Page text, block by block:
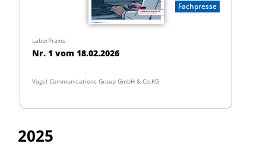
Fachpresse
LaborPraxis
Nr. 1 vom 18.02.2026
Vogel Communications Group GmbH & Co.KG
2025